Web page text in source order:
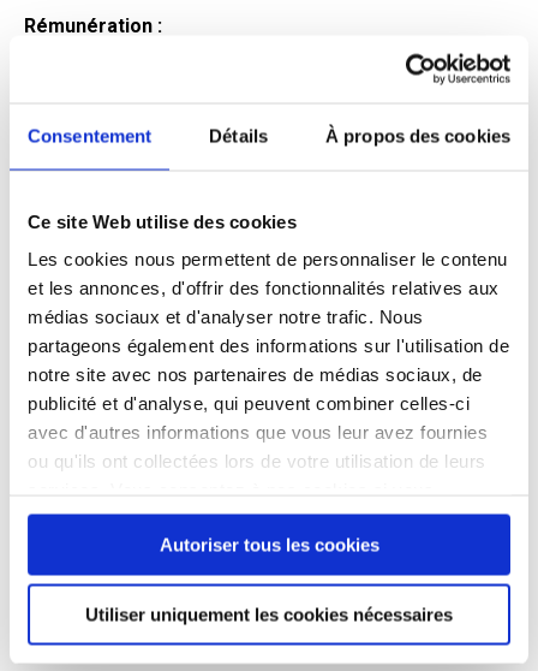
Consentement Détails À propos des cookies
Ce site Web utilise des cookies
Les cookies nous permettent de personnaliser le contenu
et les annonces, d'offrir des fonctionnalités relatives aux
médias sociaux et d'analyser notre trafic. Nous
partageons également des informations sur l'utilisation de
notre site avec nos partenaires de médias sociaux, de
publicité et d'analyse, qui peuvent combiner celles-ci
avec d'autres informations que vous leur avez fournies
ou qu'ils ont collectées lors de votre utilisation de leurs
continuez à utiliser notre site Web.
Autoriser tous les cookies
Utiliser uniquement les cookies nécessaires
Rémunération :
Profil du
candidat
Qualifications et diplômes :
Profil recherché :
Processus
de
recrutement